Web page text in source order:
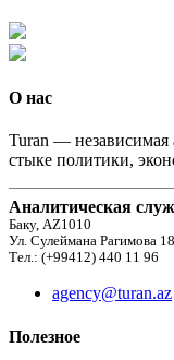
О нас
Turan — независимая
стыке политики,
Аналитическая
Баку, AZ1010
Ул. Сулеймана Рагимова
Тел.: (+99412) 440 11 96
agency@turan.az
Полезное